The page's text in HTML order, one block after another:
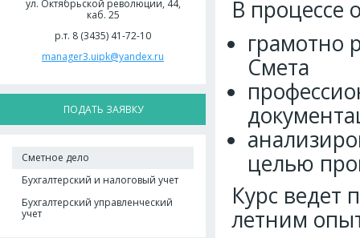
ул. Октябрьской революции, 44,
каб. 25
р.т. 8 (3435) 41-72-10
manager3.uipk@yandex.ru
ПОДАТЬ ЗАЯВКУ
Сметное дело
Бухгалтерский и налоговый учет
Бухгалтерский управленческий
учет
В процессе
грамотно
Смета
целью
Курс ведет
летним